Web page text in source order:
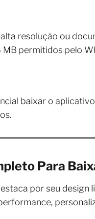
resolução ou
permitidos pelo
baixar o
Para
por seu design